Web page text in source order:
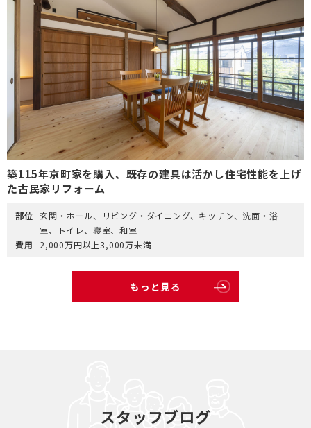
築115年京町家を購入、既存の建具は活かし住宅性能を上げ
た古民家リフォーム
部位 玄関・ホール、リビング・ダイニング、キッチン、洗面・浴
室、トイレ、寝室、和室
費用
2,000万円以上3,000万未満
もっと見る
スタッフブログ